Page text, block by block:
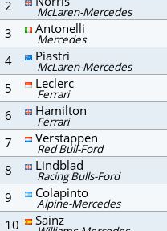
2
McLaren-Mercedes
3
Antonelli
Mercedes
4
Piastri
McLaren-Mercedes
5
Leclerc
Ferrari
6
Hamilton
Ferrari
7
Verstappen
Red Bull-Ford
8
Lindblad
Racing Bulls-Ford
9
Colapinto
Alpine-Mercedes
10
Sainz